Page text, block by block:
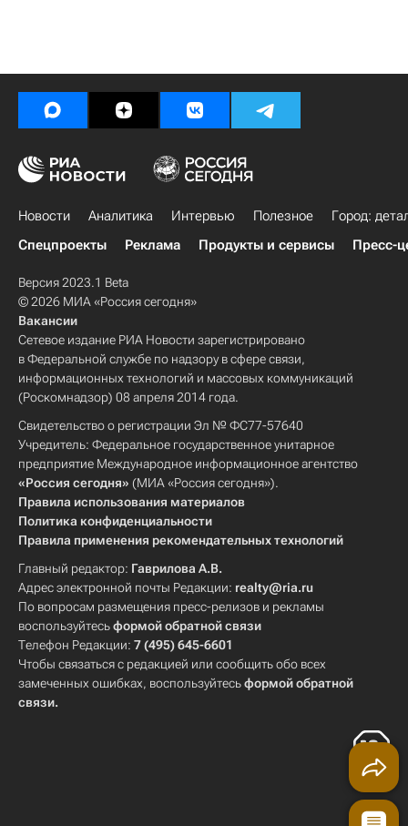
Новости Аналитика Интервью Полезное
Город:
Спецпроекты
Реклама Продукты и сервисы Пресс-
Версия 2023.1 Beta
© 2026 МИА «Россия сегодня»
Вакансии
Сетевое издание РИА Новости зарегистрировано
в Федеральной службе по надзору в сфере связи,
информационных технологий и массовых коммуникаций
(Роскомнадзор) 08 апреля 2014 года.
Свидетельство о регистрации Эл № ФС77-57640
Учредитель: Федеральное государственное унитарное
предприятие Международное информационное агентство
«Россия сегодня» (МИА «Россия сегодня»).
Правила использования материалов
Политика конфиденциальности
Правила применения рекомендательных технологий
Главный редактор: Гаврилова А.В.
Адрес электронной почты Редакции: realty@ria.ru
По вопросам размещения пресс-релизов и рекламы
воспользуйтесьформой обратной связи
Телефон Редакции: 7 (495) 645-6601
Чтобы связаться с редакцией или сообщить обо всех
замеченных ошибках, воспользуйтесьформой обратной
связи.